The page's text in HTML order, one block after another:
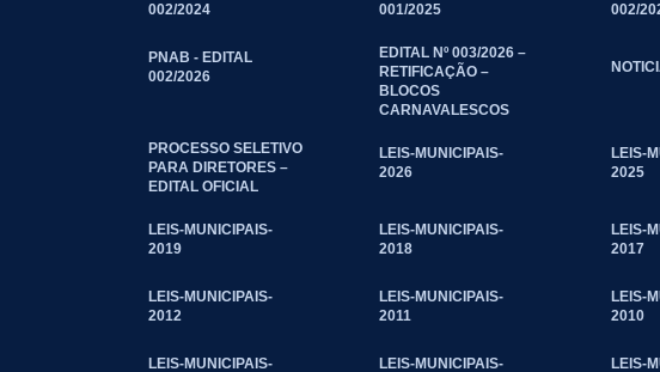
002/2024
001/2025
002/
PNAB - EDITAL
002/2026
EDITAL Nº 003/2026 –
RETIFICAÇÃO –
BLOCOS
CARNAVALESCOS
PROCESSO SELETIVO
PARA DIRETORES –
EDITAL OFICIAL
LEIS-MUNICIPAIS-
2026
LEIS-
2025
LEIS-MUNICIPAIS-
2019
LEIS-MUNICIPAIS-
2018
LEIS-
2017
LEIS-MUNICIPAIS-
2012
LEIS-MUNICIPAIS-
2011
LEIS-
2010
LEIS-MUNICIPAIS-
LEIS-MUNICIPAIS-
LEIS-